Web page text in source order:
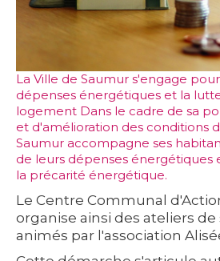
La Ville de Saumur s'engage
dépenses énergétiques et la
logement Dans le cadre de sa
et d'amélioration des conditions
Saumur accompagne ses
de leurs dépenses énergétiques
la précarité énergétique.
Le Centre Communal
organise ainsi des ateliers
animés par l'association